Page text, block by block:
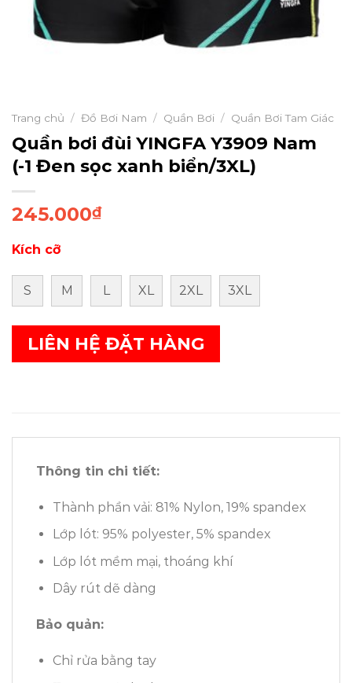
Trang chủ / Đồ Bơi Nam / Quần Bơi / Quần Bơi Tam Giác
Quần bơi đùi YINGFA Y3909 Nam
(-1 Đen sọc xanh biển/3XL)
245.000₫
Kích cỡ
S M L XL 2XL 3XL
LIÊN HỆ ĐẶT HÀNG
Thông tin chi tiết:
Thành phần vải: 81% Nylon, 19% spandex
Lớp lót: 95% polyester, 5% spandex
Lớp lót mềm mại, thoáng khí
Dây rút dẽ dàng
Bảo quản:
Chỉ rửa bằng tay